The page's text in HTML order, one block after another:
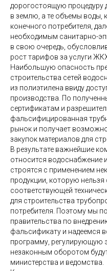
дорогостоящую процедуру
в землю, а те объемы воды,
конечного потребителя,
необходимым санитарно-
в свою очередь,
рост тарифов за услуги
Наибольшую опасность
строительства сетей
из полиэтилена ввиду
производства. По
сертификатам и
фальсифицированная
рынок и получает
закупок материалов для
В результате важнейшие
относится водоснабжение
строятся с применением
продукции, которую нельзя
соответствующей
для строительства
потребителя. Поэтому мы
правительства по
фальсификату и надеемся
программу, регулирующую
незаконным оборотом
министерства и ведомства.